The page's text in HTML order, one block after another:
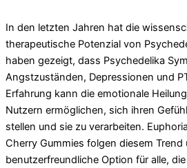
In den letzten Jahren hat die
therapeutische Potenzial von
haben gezeigt, dass Psychedelika
Angstzuständen, Depressionen und
Erfahrung kann die emotionale
Nutzern ermöglichen, sich ihren
stellen und sie zu verarbeiten.
Cherry Gummies folgen diesem Trend
benutzerfreundliche Option für alle,